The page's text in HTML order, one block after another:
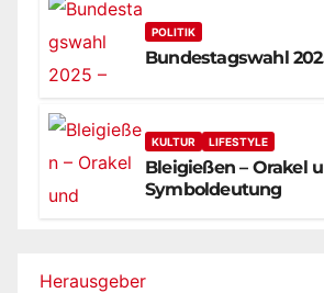
POLITIK
Bundestagswahl
KULTUR LIFESTYLE
Bleigießen – Orakel
Symboldeutung
Herausgeber